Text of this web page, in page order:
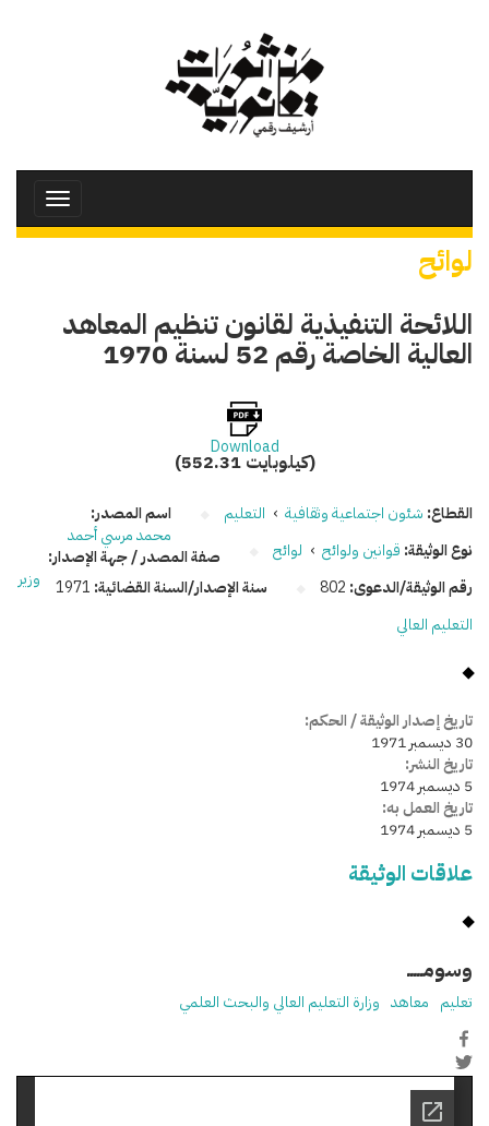
Toggle
لوائح
اللائحة التنفيذية لقانون تنظيم المعاهد
العالية الخاصة رقم 52 لسنة 1970
Download
(552.31 كيلوبايت)
القطاع: شئون اجتماعية وثقافية › التعليم
نوع الوثيقة: قوانين ولوائح › لوائح
رقم الوثيقة/الدعوى: 802 سنة الإصدار/السنة القضائية: 1971
اسم المصدر:
محمد مرسي أحمد
صفة المصدر / جهة الإصدار:
وزير
التعليم العالي
تاريخ إصدار الوثيقة / الحكم:
30 ديسمبر 1971
تاريخ النشر:
5 ديسمبر 1974
تاريخ العمل به:
5 ديسمبر 1974
علاقات الوثيقة
وسومـــــ
تعليم معاهد وزارة التعليم العالي والبحث العلمي